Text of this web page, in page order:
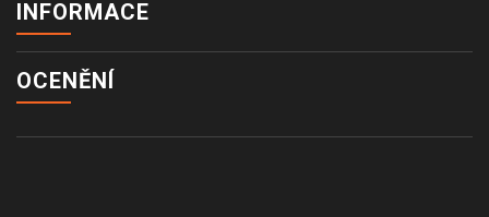
INFORMACE
OCENĚNÍ